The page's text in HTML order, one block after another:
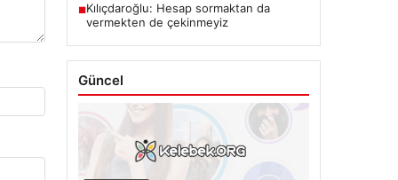
■Kılıçdaroğlu: Hesap sormaktan da
vermekten de çekinmeyiz
Güncel